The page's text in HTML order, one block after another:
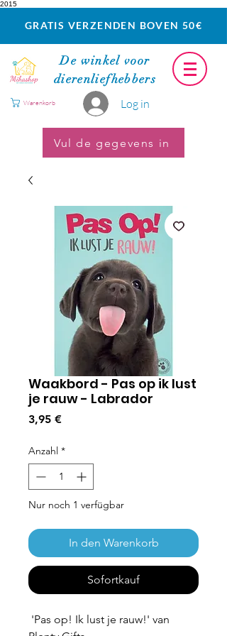
2015
GRATIS VERZENDEN BOVEN 50€
De winkel voor
dierenliefhebbers
Log in
Warenkorb
Vul de gegevens in
Waakbord - Pas op ik lust
je rauw - Labrador
3,95 €Preis
Anzahl *
Nur noch 1 verfügbar
In den Warenkorb
Sofortkauf
'Pas op! Ik lust je rauw!' van